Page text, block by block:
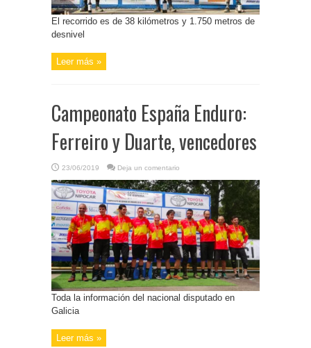
El recorrido es de 38 kilómetros y 1.750 metros de
desnivel
Leer más »
Campeonato España Enduro:
Ferreiro y Duarte, vencedores
23/06/2019 Deja un comentario
Toda la información del nacional disputado en
Galicia
Leer más »